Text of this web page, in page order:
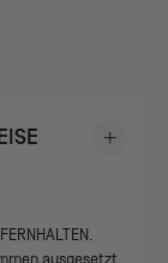
ausgesetzt